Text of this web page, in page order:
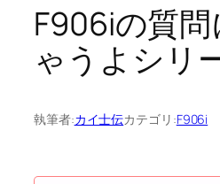
F906iの質
ゃうよシリ
執筆者:カイ士伝カテゴリ:F906i